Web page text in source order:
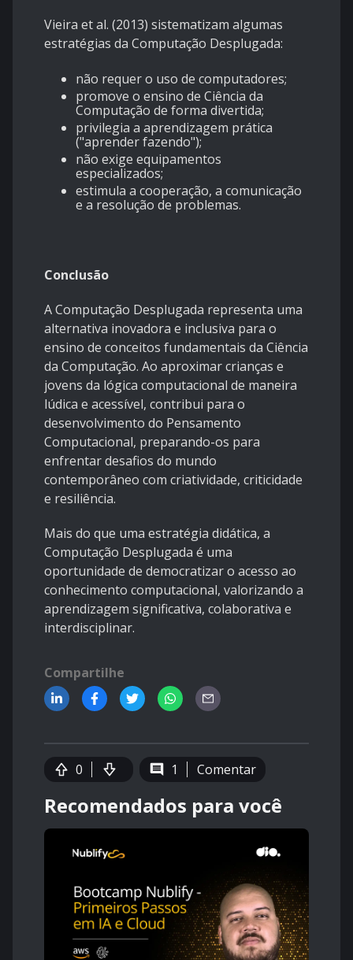
Vieira et al. (2013) sistematizam algumas
estratégias da Computação Desplugada:
não requer o uso de computadores;
promove o ensino de Ciência da
Computação de forma divertida;
privilegia a aprendizagem prática
("aprender fazendo");
não exige equipamentos
especializados;
estimula a cooperação, a comunicação
e a resolução de problemas.
Conclusão
A Computação Desplugada representa uma
alternativa inovadora e inclusiva para o
ensino de conceitos fundamentais da Ciência
da Computação. Ao aproximar crianças e
jovens da lógica computacional de maneira
lúdica e acessível, contribui para o
desenvolvimento do Pensamento
Computacional, preparando-os para
enfrentar desafios do mundo
contemporâneo com criatividade, criticidade
e resiliência.
Mais do que uma estratégia didática, a
Computação Desplugada é uma
oportunidade de democratizar o acesso ao
conhecimento computacional, valorizando a
aprendizagem significativa, colaborativa e
interdisciplinar.
Compartilhe
0 1 Comentar
Recomendados para você